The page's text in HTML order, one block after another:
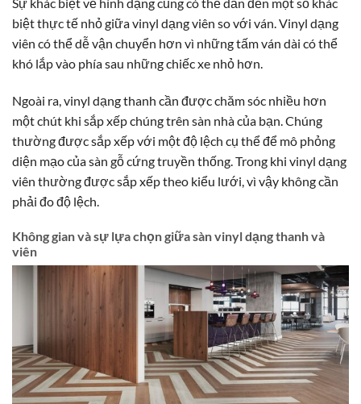
biệt thực tế nhỏ giữa vinyl dạng viên so với ván. Vinyl dạng
viên có thể dễ vận chuyển hơn vì những tấm ván dài có thể
khó lắp vào phía sau những chiếc xe nhỏ hơn.
Ngoài ra, vinyl dạng thanh cần được chăm sóc nhiều hơn
một chút khi sắp xếp chúng trên sàn nhà của bạn. Chúng
thường được sắp xếp với một độ lệch cụ thể để mô phỏng
diện mạo của sàn gỗ cứng truyền thống. Trong khi vinyl dạng
viên thường được sắp xếp theo kiểu lưới, vì vậy không cần
phải đo độ lệch.
Không gian và sự lựa chọn giữa sàn vinyl dạng thanh và
viên